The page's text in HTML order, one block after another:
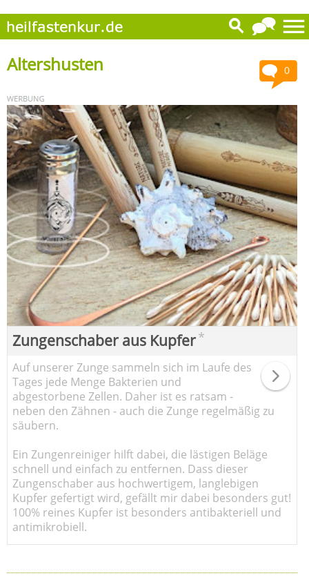
0
Altershusten
Zungenschaber aus Kupfer*
Auf unserer Zunge sammeln sich im Laufe des
Tages jede Menge Bakterien und
abgestorbene Zellen. Daher ist es ratsam -
neben den Zähnen - auch die Zunge regelmäßig zu
säubern.
Ein Zungenreiniger hilft dabei, die lästigen Beläge
schnell und einfach zu entfernen. Dass dieser
Zungenschaber aus hochwertigem, langlebigen
Kupfer gefertigt wird, gefällt mir dabei besonders gut!
100% reines Kupfer ist besonders antibakteriell und
antimikrobiell.